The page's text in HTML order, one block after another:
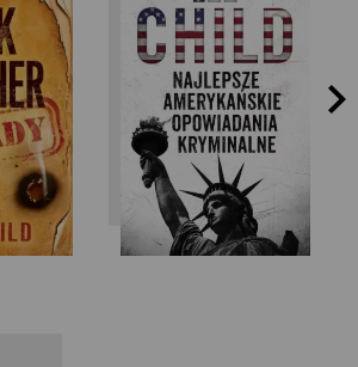
Lee Child